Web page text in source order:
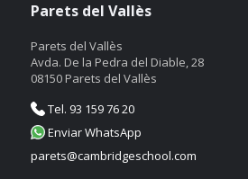
Parets del Vallès
Parets del Vallès
Avda. De la Pedra del Diable, 28
08150 Parets del Vallès
Tel. 93 159 76 20
Enviar WhatsApp
parets@cambridgeschool.com